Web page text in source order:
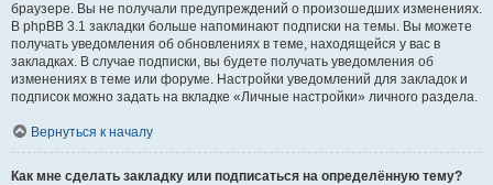
браузере. Вы не получали предупреждений о произошедших изменениях.
В phpBB 3.1 закладки больше напоминают подписки на темы. Вы можете
получать уведомления об обновлениях в теме, находящейся у вас в
закладках. В случае подписки, вы будете получать уведомления об
изменениях в теме или форуме. Настройки уведомлений для закладок и
подписок можно задать на вкладке «Личные настройки» личного раздела.
Вернуться к началу
Как мне сделать закладку или подписаться на определённую тему?